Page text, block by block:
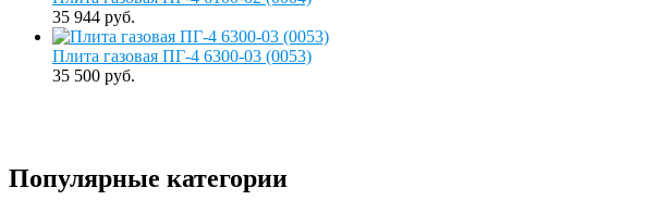
35 944 руб.
Плита газовая ПГ-4 6300-03 (0053)
35 500 руб.
Популярные категории